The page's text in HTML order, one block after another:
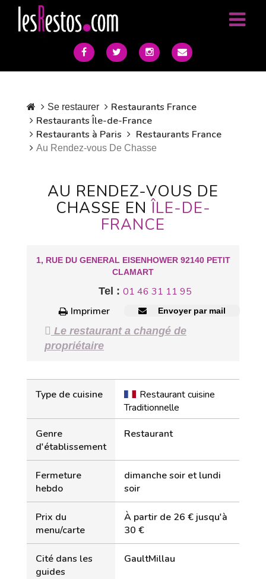
Se restaurer
Restaurants France
Restaurants Île-de-France
Restaurants à Paris
Restaurants France
Au Rendez-vous De Chasse
AU RENDEZ-VOUS DE
CHASSE ENÎLE-DE-
FRANCE
1, RUE DU GENERAL EISENHOWER 92140 PETIT
CLAMART
Tel : 01 46 31 11 95
Imprimer
Envoyer par mail
Le restaurant a changé de
propriétaire
Type de cuisine
Restaurant cuisine
Traditionnelle
Genre
d'établissement
Restaurant
Fermeture
hebdo
dimanche soir et lundi
soir
Prix du
menu/carte
À partir de 26 € jusqu'à
30 €
Cité dans les
guides
GaultMillau